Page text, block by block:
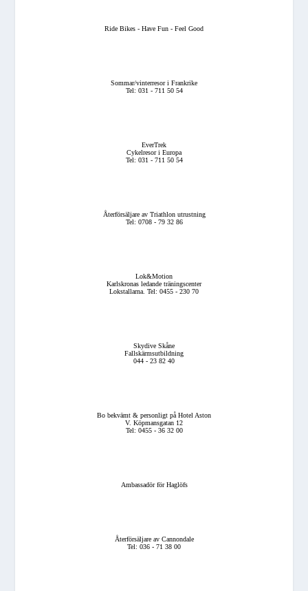
Ride Bikes - Have Fun - Feel Good
Sommar/vinterresor i Frankrike
Tel: 031 - 711 50 54
EverTrek
Cykelresor i Europa
Tel: 031 - 711 50 54
Återförsäljare av Triathlon utrustning
Tel: 0708 - 79 32 86
Lok&Motion
Karlskronas ledande träningscenter
Lokstallarna. Tel: 0455 - 230 70
Skydive Skåne
Fallskärmsutbildning
044 - 23 82 40
Bo bekvämt & personligt på Hotel Aston
V. Köpmansgatan 12
Tel: 0455 - 36 32 00
Ambassadör för Haglöfs
Återförsäljare av Cannondale
Tel: 036 - 71 38 00